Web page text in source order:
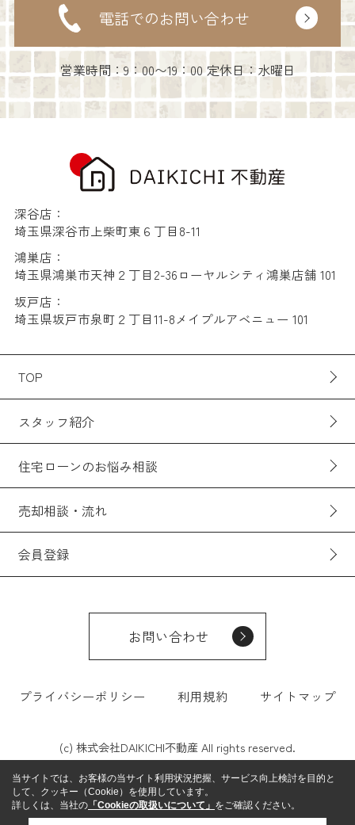
電話でのお問い合わせ
営業時間：9：00〜19：00 定休日：水曜日
深谷店：
埼玉県深谷市上柴町東６丁目8-11
鴻巣店：
埼玉県鴻巣市天神２丁目2-36ローヤルシティ鴻巣店舗 101
坂戸店：
埼玉県坂戸市泉町２丁目11-8メイプルアベニュー 101
TOP
スタッフ紹介
住宅ローンのお悩み相談
売却相談・流れ
会員登録
お問い合わせ
プライバシーポリシー 利用規約 サイトマップ
(c) 株式会社DAIKICHI不動産 All rights reserved.
当サイトでは、お客様の当サイト利用状況把握、サービス向上検討を目的と
して、クッキー（Cookie）を使用しています。
詳しくは、当社の 「Cookieの取扱いについて」 をご確認ください。